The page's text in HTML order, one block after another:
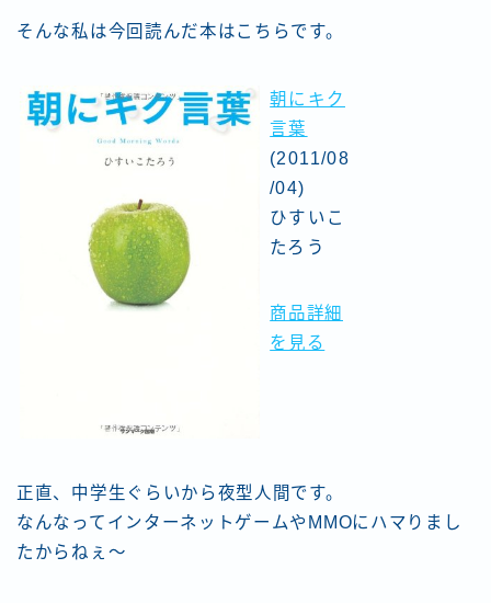
そんな私は今回読んだ本はこちらです。
朝にキク
言葉
(2011/08
/04)
ひすいこ
たろう
商品詳細
を見る
正直、中学生ぐらいから夜型人間です。
なんなってインターネットゲームやMMOにハマりまし
たからねぇ〜